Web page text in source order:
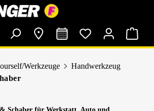
Werkzeuge
Handwerkzeug